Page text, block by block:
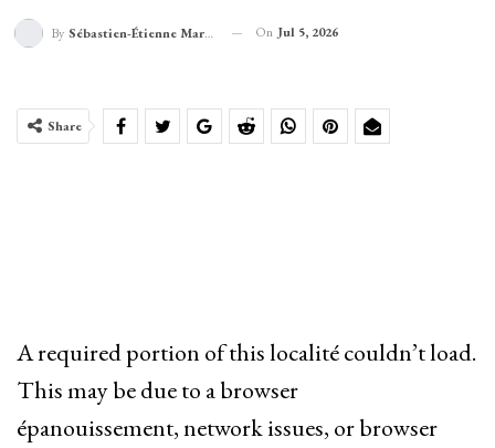
By Sébastien-Étienne Marechal On Jul 5, 2026
Share
A required portion of this localité couldn’t load.
This may be due to a browser
épanouissement, network issues, or browser